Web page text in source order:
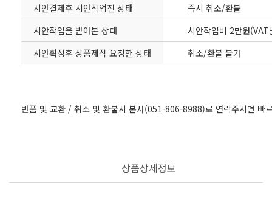
시안결제후 시안작업전 상태
즉시 취소/환불
시안작업을 받아본 상태
시안작업비 2만원
시안확정후 상품제작 요청한 상태
취소/환불 불가
반품 및 교환 / 취소 및 환불시 본사(051-806-8988)로 연락주시면 빠
상품상세정보